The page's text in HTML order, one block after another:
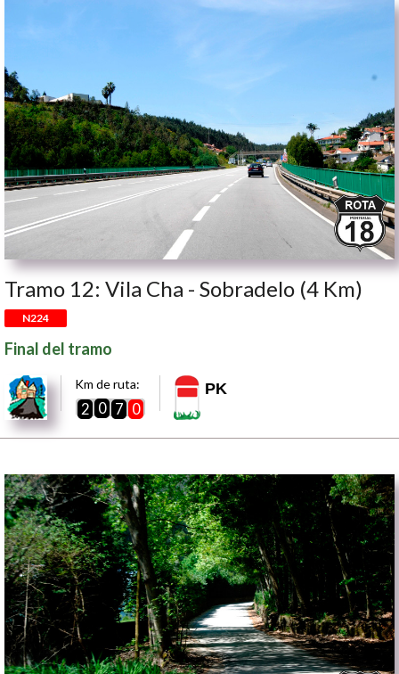
Tramo 12: Vila Cha - Sobradelo (4 Km)
N224
Final del tramo
Km de ruta:
2 0 7 0
PK